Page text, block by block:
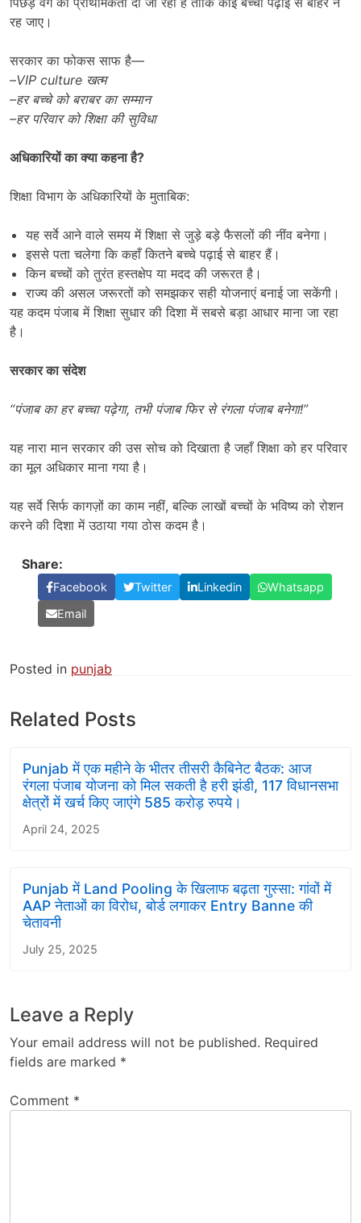
रह जाए।
सरकार का फोकस साफ है—
–VIP culture खत्म
–हर बच्चे को बराबर का सम्मान
–हर परिवार को शिक्षा की सुविधा
अधिकारियों का क्या कहना है?
शिक्षा विभाग के अधिकारियों के मुताबिक:
यह सर्वे आने वाले समय में शिक्षा से जुड़े बड़े फैसलों की नींव बनेगा।
इससे पता चलेगा कि कहाँ कितने बच्चे पढ़ाई से बाहर हैं।
किन बच्चों को तुरंत हस्तक्षेप या मदद की जरूरत है।
राज्य की असल जरूरतों को समझकर सही योजनाएं बनाई जा सकेंगी।
यह कदम पंजाब में शिक्षा सुधार की दिशा में सबसे बड़ा आधार माना जा रहा
है।
सरकार का संदेश
“पंजाब का हर बच्चा पढ़ेगा, तभी पंजाब फिर से रंगला पंजाब बनेगा!”
यह नारा मान सरकार की उस सोच को दिखाता है जहाँ शिक्षा को हर परिवार
का मूल अधिकार माना गया है।
यह सर्वे सिर्फ कागज़ों का काम नहीं, बल्कि लाखों बच्चों के भविष्य को रोशन
करने की दिशा में उठाया गया ठोस कदम है।
Share:
Facebook Twitter Linkedin
Whatsapp
Email
Posted in punjab
Related Posts
Punjab में एक महीने के भीतर तीसरी कैबिनेट बैठक: आज
रंगला पंजाब योजना को मिल सकती है हरी झंडी, 117 विधानसभा
क्षेत्रों में खर्च किए जाएंगे 585 करोड़ रुपये।
April 24, 2025
Punjab में Land Pooling के खिलाफ बढ़ता गुस्सा: गांवों में
AAP नेताओं का विरोध, बोर्ड लगाकर Entry Banne की
चेतावनी
July 25, 2025
Leave a Reply
Your email address will not be published. Required
fields are marked *
Comment *